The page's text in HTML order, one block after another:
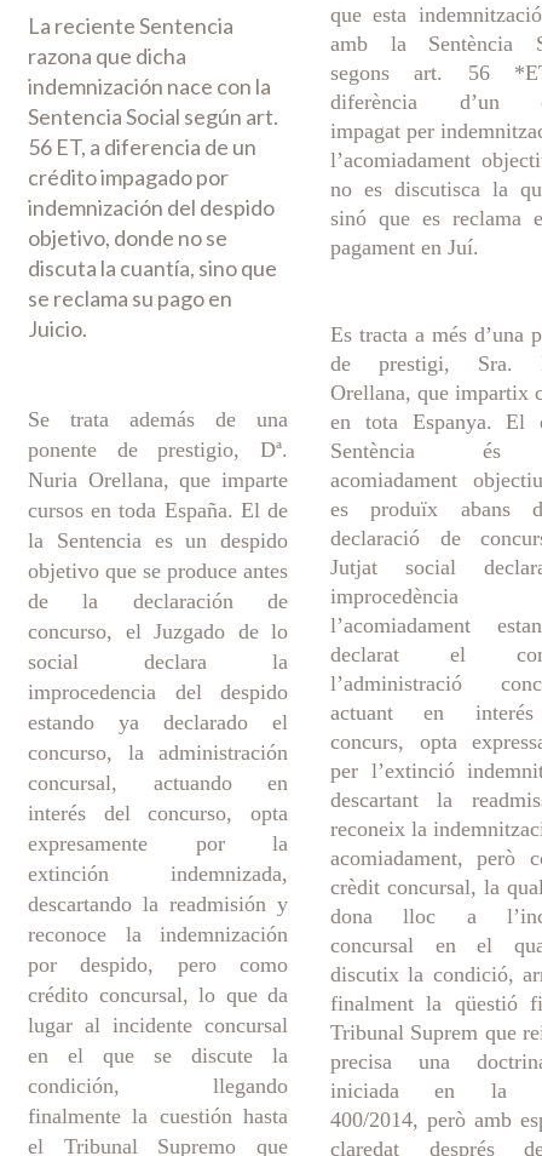
La reciente Sentencia
razona que dicha
indemnización nace con la
Sentencia Social según art.
56 ET, a diferencia de un
crédito impagado por
indemnización del despido
objetivo, donde no se
discuta la cuantía, sino que
se reclama su pago en
Juicio.
Se trata además de una
ponente de prestigio, Dª.
Nuria Orellana, que imparte
cursos en toda España. El de
la Sentencia es un despido
objetivo que se produce antes
de la declaración de
concurso, el Juzgado de lo
social declara la
improcedencia del despido
estando ya declarado el
concurso, la administración
concursal, actuando en
interés del concurso, opta
expresamente por la
extinción indemnizada,
descartando la readmisión y
reconoce la indemnización
por despido, pero como
crédito concursal, lo que da
lugar al incidente concursal
en el que se discute la
condición, llegando
finalmente la cuestión hasta
el Tribunal Supremo que
que esta
amb la Sentència
segons art. 56
diferència d’un
impagat per
l’acomiadament
no es discutisca la
sinó que es reclama
pagament en Juí.
Es tracta a més d’una
de prestigi, Sra.
Orellana, que impartix
en tota Espanya. El
Sentència
acomiadament
es produïx abans
declaració de
Jutjat social
l’acomiadament
declarat el
l’administració
actuant en
concurs, opta
per l’extinció
descartant la
reconeix la
acomiadament, però
crèdit concursal, la
dona lloc a
concursal en el
discutix la condició,
finalment la qüestió
Tribunal Suprem que
precisa una
iniciada en la
400/2014, però amb
claredat després